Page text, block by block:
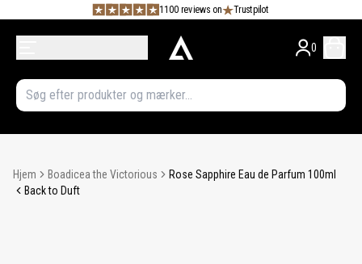
1100 reviews on Trustpilot
0
Hjem Boadicea the Victorious
Rose Sapphire Eau de Parfum 100ml
Back to Duft